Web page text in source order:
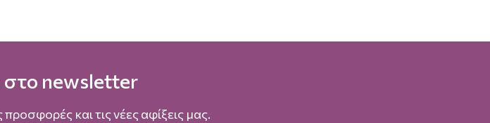
στο newsletter
και τις νέες αφίξεις μας.